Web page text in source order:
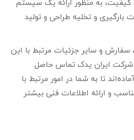
کیفیت، به منظور ارائه یک سیستم
بارگیری و تخلیه طراحی و تولید
و سایر جزئیات مرتبط با این
شرکت ایران یدک تماس حاصل
تا به شما در امور مرتبط با
و ارائه اطلاعات فنی بیشتر